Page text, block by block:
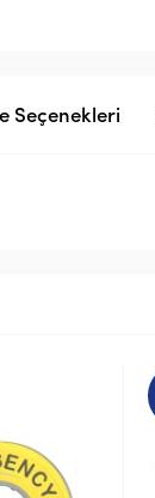
Seçenekleri